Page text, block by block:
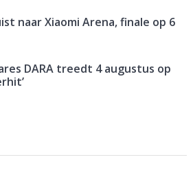
naar Xiaomi Arena, finale op 6
DARA treedt 4 augustus op